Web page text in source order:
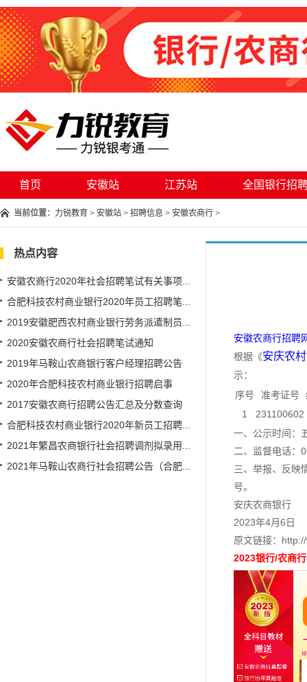
首页 安徽站 江苏站 全国银行招
当前位置： 力锐教育 > 安徽站 > 招聘信息 > 安徽农商行 >
热点内容
安徽农商行2020年社会招聘笔试有关事项...
合肥科技农村商业银行2020年员工招聘笔...
2019安徽肥西农村商业银行劳务派遣制员...
2020安徽农商行社会招聘笔试通知
2019年马鞍山农商银行客户经理招聘公告
2020年合肥科技农村商业银行招聘启事
2017安徽农商行招聘公告汇总及分数查询
合肥科技农村商业银行2020年新员工招聘...
2021年繁昌农商银行社会招聘调剂拟录用...
2021年马鞍山农商行社会招聘公告（合肥...
安徽农商行招聘
根据《安庆农
示：
序号 准考证号
1
231100602
一、公示时间：
二、监督电话：
三、举报、反映
号。
安庆农商银行
2023年4月6日
原文链接：
2023银行/农商